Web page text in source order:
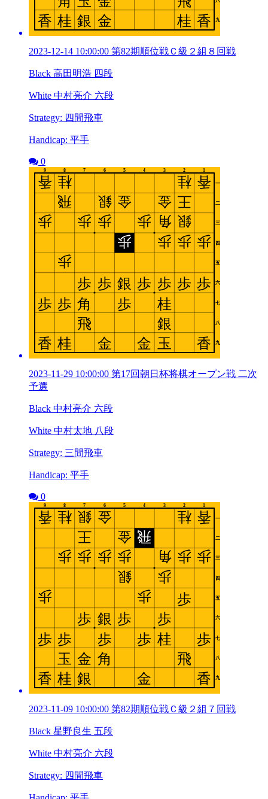
2023-12-14 10:00:00 第82期順位戦Ｃ級２組８回戦
Black 高田明浩 四段
White 中村亮介 六段
Strategy: 四間飛車
Handicap: 平手
0
2023-11-29 10:00:00 第17回朝日杯将棋オープン戦 二次
予選
Black 中村亮介 六段
White 中村太地 八段
Strategy: 三間飛車
Handicap: 平手
0
2023-11-09 10:00:00 第82期順位戦Ｃ級２組７回戦
Black 星野良生 五段
White 中村亮介 六段
Strategy: 四間飛車